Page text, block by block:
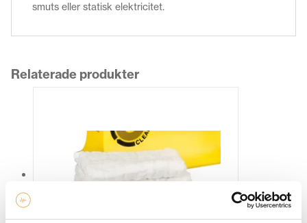
smuts eller statisk elektricitet.
Relaterade produkter